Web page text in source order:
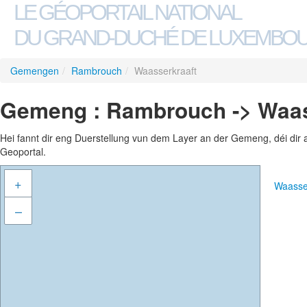
LE GÉOPORTAIL NATIONAL
DU GRAND-DUCHÉ DE
Gemengen / Rambrouch / Waasserkraaft
Gemeng : Rambrouch ->
Hei fannt dir eng Duerstellung vun dem Layer an der Gemeng, déi
Geoportal.
+
–